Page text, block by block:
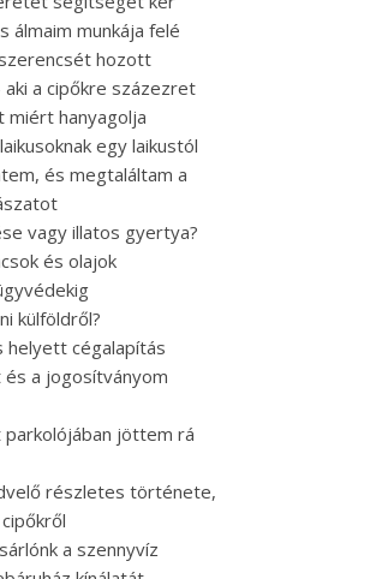
álmaim munkája felé
hozott
aki a cipőkre százezret
miért hanyagolja
egy laikustól
és megtaláltam a
vagy illatos gyertya?
és olajok
külföldről?
helyett cégalapítás
és a jogosítványom
parkolójában jöttem rá
részletes története,
a szennyvíz